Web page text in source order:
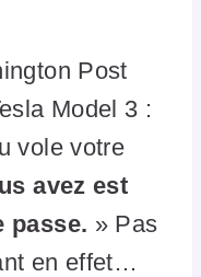
Post
Model 3 :
vole votre
avez est
passe. » Pas
en effet…